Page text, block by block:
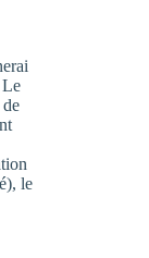
Le
le